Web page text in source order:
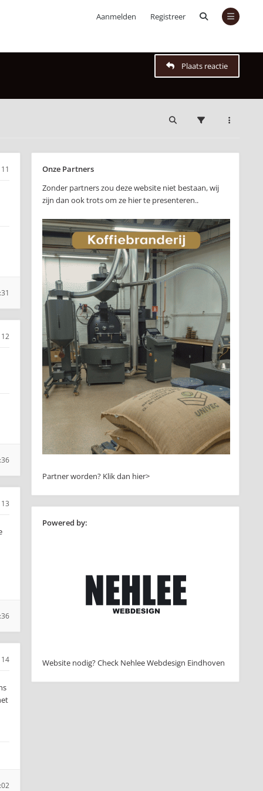
Aanmelden Registreer
Plaats reactie
Onze Partners
Zonder partners zou deze website niet bestaan, wij
zijn dan ook trots om ze hier te presenteren..
Partner worden? Klik dan hier>
Powered by:
Website nodig? Check Nehlee Webdesign Eindhoven